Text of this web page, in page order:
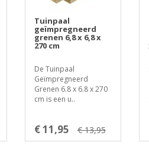
Tuinpaal
geïmpregneerd
grenen 6,8 x 6,8 x
270 cm
De Tuinpaal
Geïmpregneerd
Grenen 6.8 x 6.8 x 270
cm is een u..
€ 11,95 € 13,95